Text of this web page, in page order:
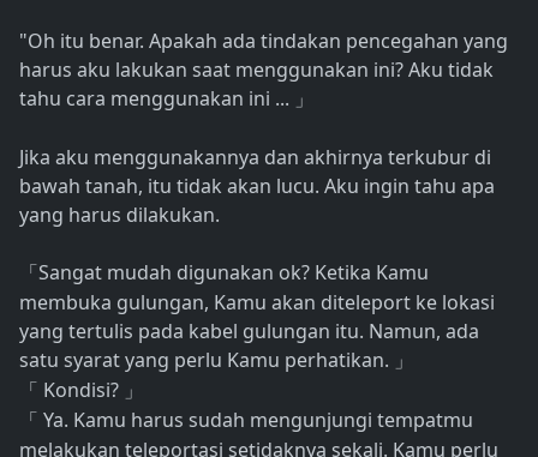
"Oh itu benar. Apakah ada tindakan pencegahan yang
harus aku lakukan saat menggunakan ini? Aku tidak
tahu cara menggunakan ini ...
」
Jika aku menggunakannya dan akhirnya terkubur di
bawah tanah, itu tidak akan lucu. Aku ingin tahu apa
yang harus dilakukan.
「 Sangat mudah digunakan ok? Ketika Kamu
membuka gulungan, Kamu akan diteleport ke lokasi
yang tertulis pada kabel gulungan itu. Namun, ada
satu syarat yang perlu Kamu perhatikan.
」
「
Kondisi? 」
「 Ya. Kamu harus sudah mengunjungi tempatmu
melakukan teleportasi setidaknya sekali. Kamu perlu